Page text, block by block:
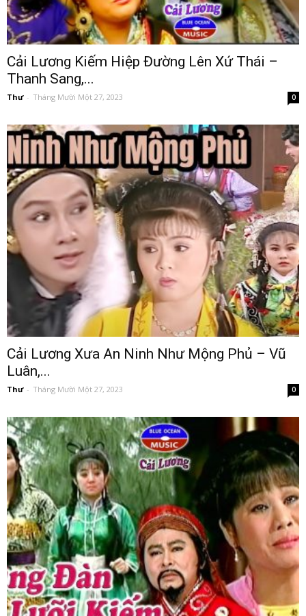
Cải Lương Kiếm Hiệp Đường Lên Xứ Thái –
Thanh Sang,...
Thư - Tháng Mười Một 27, 2023 0
Cải Lương Xưa An Ninh Như Mộng Phủ – Vũ
Luân,...
Thư - Tháng Mười Một 27, 2023 0